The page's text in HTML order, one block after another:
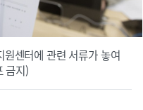
센터에 관련 서류가 놓여
금지)